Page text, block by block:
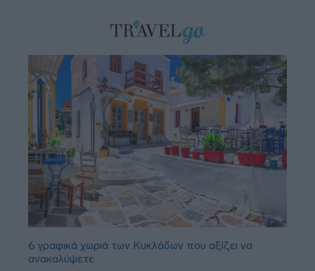
6 γραφικά χωριά των Κυκλάδων που αξίζει να
ανακαλύψετε